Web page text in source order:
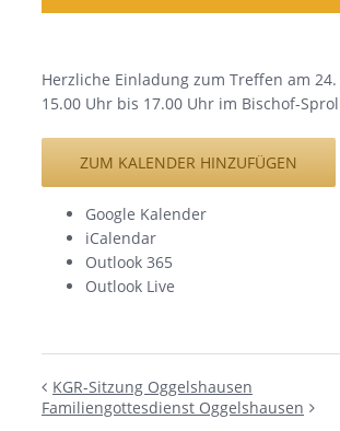
Herzliche Einladung zum Treffen am 24.
15.00 Uhr bis 17.00 Uhr im Bischof-
ZUM KALENDER HINZUFÜGEN
Google Kalender
iCalendar
Outlook 365
Outlook Live
KGR-Sitzung Oggelshausen
Familiengottesdienst Oggelshausen